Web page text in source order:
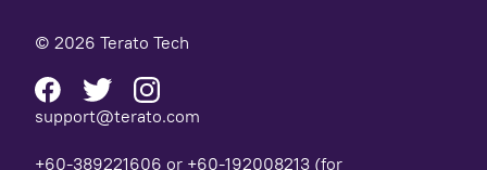
© 2026 Terato Tech
support@terato.com
+60-389221606 or +60-192008213 (for